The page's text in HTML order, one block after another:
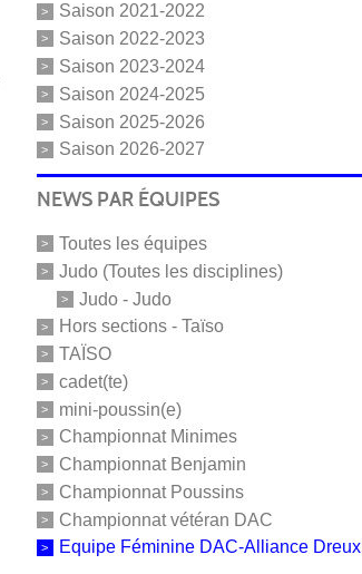
Saison 2021-2022
Saison 2022-2023
Saison 2023-2024
Saison 2024-2025
Saison 2025-2026
Saison 2026-2027
NEWS PAR ÉQUIPES
Toutes les équipes
Judo (Toutes les disciplines)
Judo - Judo
Hors sections - Taïso
TAÏSO
cadet(te)
mini-poussin(e)
Championnat Minimes
Championnat Benjamin
Championnat Poussins
Championnat vétéran DAC
Equipe Féminine DAC-Alliance Dreux